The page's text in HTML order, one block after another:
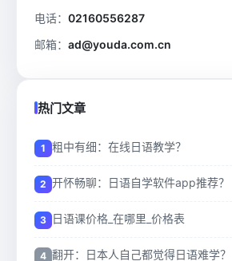
电话： 02160556287
邮箱： ad@youda.com.cn
热门文章
粗中有细：在线日语教学？
开怀畅聊：日语自学软件app推荐？
日语课价格_在哪里_价格表
翻开：日本人自己都觉得日语难学？